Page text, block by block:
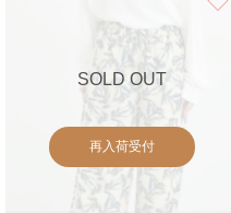
SOLD OUT
再入荷受付